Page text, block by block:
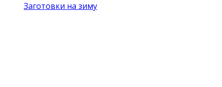
Заготовки на зиму